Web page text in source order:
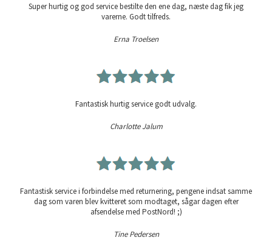
Super hurtig og god service bestilte den ene dag, næste dag fik jeg
varerne. Godt tilfreds.
Erna Troelsen
Fantastisk hurtig service godt udvalg.
Charlotte Jalum
Fantastisk service i forbindelse med returnering, pengene indsat samme
dag som varen blev kvitteret som modtaget, sågar dagen efter
afsendelse med PostNord! ;)
Tine Pedersen